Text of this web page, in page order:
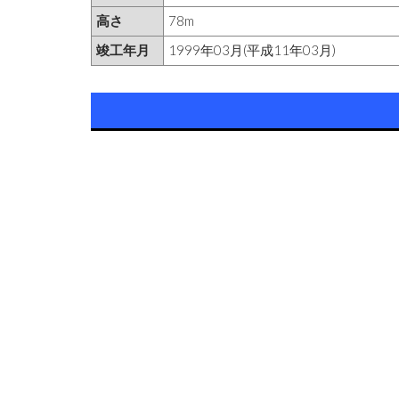
高さ
78m
竣工年月
1999年03月(平成11年03月)